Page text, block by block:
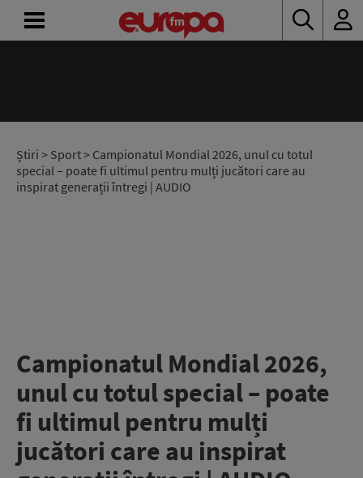
Știri > Sport> Campionatul Mondial 2026, unul cu totul
special – poate fi ultimul pentru mulți jucători care au
inspirat generații întregi | AUDIO
Campionatul Mondial 2026,
unul cu totul special – poate
fi ultimul pentru mulți
jucători care au inspirat
RADIO
CONCURSURI